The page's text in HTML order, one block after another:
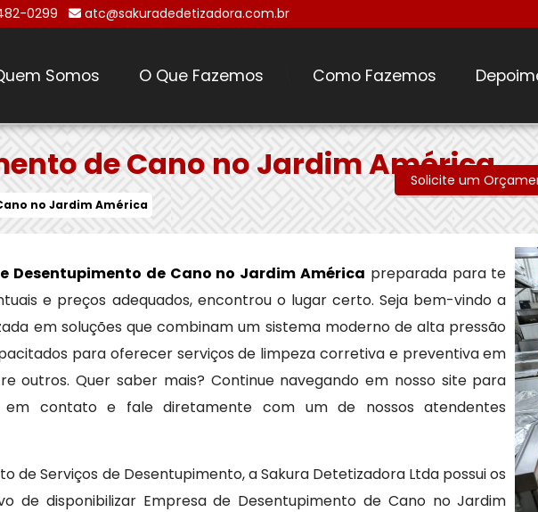
0299 atc@sakuradedetizadora.com.br
Somos O Que Fazemos Como Fazemos
de Cano no Jardim América
no Jardim América
Solicite um
Desentupimento de Cano no Jardim América preparada para te
e preços adequados, encontrou o lugar certo. Seja bem-vindo a
em soluções que combinam um sistema moderno de alta pressão
para oferecer serviços de limpeza corretiva e preventiva em
outros. Quer saber mais? Continue navegando em nosso site para
contato e fale diretamente com um de nossos atendentes
de Serviços de Desentupimento, a Sakura Detetizadora Ltda possui os
de disponibilizar Empresa de Desentupimento de Cano no Jardim